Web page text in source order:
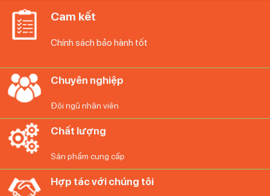
Trực tiếp qua Hotline 097 118 81 66 để được trải
nghiệm và nhân viên hỗ trợ thông tin tốt nhất.
Diệp Anh – Hàng Đức tự hào mang đến các bạn
và mới nhất với những cam kết 100% chất lượng
Cam kết
Chính sách bảo hành tốt
Chuyên nghiệp
Đội ngũ nhân viên
Chất lượng
Sản phẩm cung cấp
Hợp tác với chúng tôi